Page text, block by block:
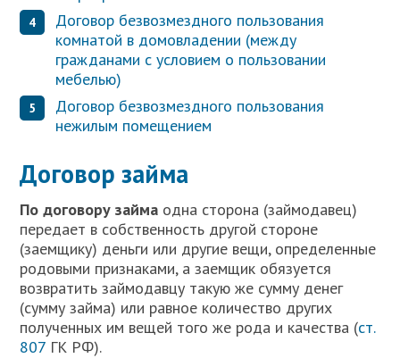
Договор безвозмездного пользования
комнатой в домовладении (между
гражданами с условием о пользовании
мебелью)
Договор безвозмездного пользования
нежилым помещением
Договор займа
По договору займа одна сторона (займодавец)
передает в собственность другой стороне
(заемщику) деньги или другие вещи, определенные
родовыми признаками, а заемщик обязуется
возвратить займодавцу такую же сумму денег
(сумму займа) или равное количество других
полученных им вещей того же рода и качества (ст.
807 ГК РФ).